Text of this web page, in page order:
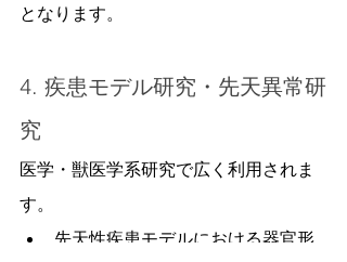
となります。
4. 疾患モデル研究・先天異常研
究
医学・獣医学系研究で広く利用されま
す。
先天性疾患モデルにおける器官形